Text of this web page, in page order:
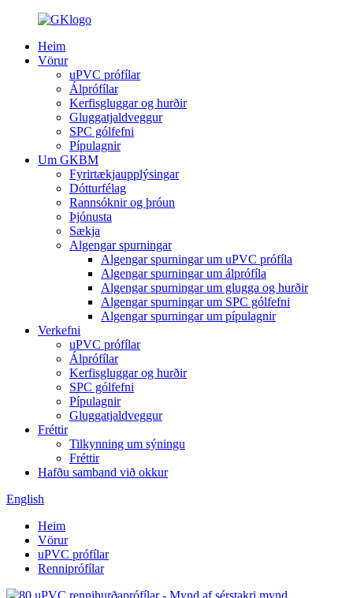
Heim
Vörur
uPVC prófílar
Álprófílar
Kerfisgluggar og hurðir
Gluggatjaldveggur
SPC gólfefni
Pípulagnir
Um GKBM
Fyrirtækjaupplýsingar
Dótturfélag
Rannsóknir og þróun
Þjónusta
Sækja
Algengar spurningar
Algengar spurningar um uPVC prófíla
Algengar spurningar um álprófíla
Algengar spurningar um glugga og hurðir
Algengar spurningar um SPC gólfefni
Algengar spurningar um pípulagnir
Verkefni
uPVC prófílar
Álprófílar
Kerfisgluggar og hurðir
SPC gólfefni
Pípulagnir
Gluggatjaldveggur
Fréttir
Tilkynning um sýningu
Fréttir
Hafðu samband við okkur
English
Heim
Vörur
uPVC prófílar
Renniprófílar